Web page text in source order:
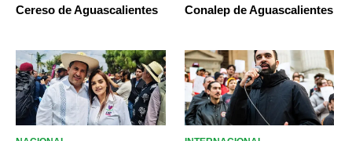
Cereso de Aguascalientes
Conalep de Aguascalientes